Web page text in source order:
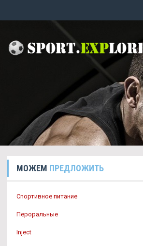
МОЖЕМ ПРЕДЛОЖИТЬ
Спортивное питание
Пероральные
Inject